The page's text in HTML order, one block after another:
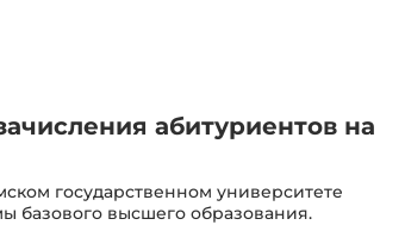
абитуриентов на
государственном университете
базового высшего образования.